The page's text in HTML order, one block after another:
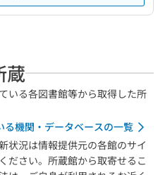
蔵
いる各図書館等から取得した所
る機関・データベースの一覧
状況は情報提供元の各館のサイ
ださい。所蔵館から取寄せるこ